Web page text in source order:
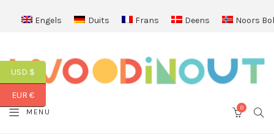
Engels Duits Frans Deens Noors
MENU 0
USD $
EUR €